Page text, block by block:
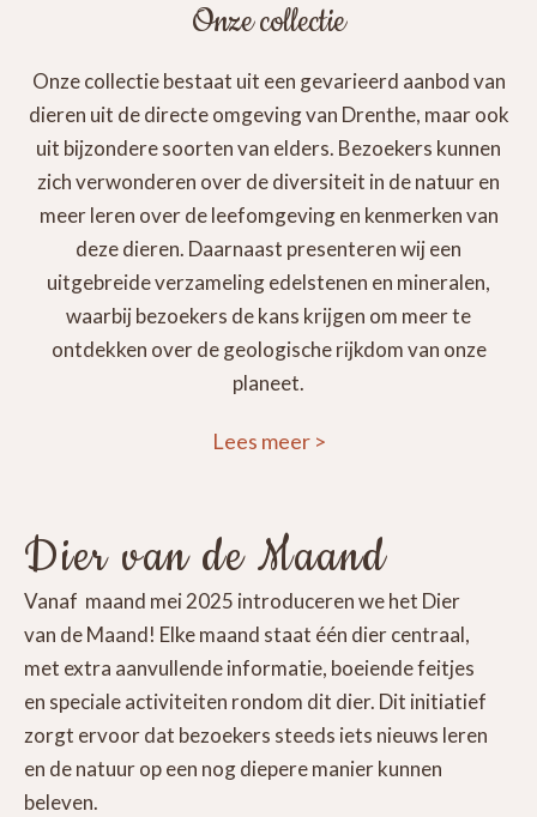
Onze collectie
Onze collectie bestaat uit een gevarieerd aanbod van
dieren uit de directe omgeving van Drenthe, maar ook
uit bijzondere soorten van elders. Bezoekers kunnen
zich verwonderen over de diversiteit in de natuur en
meer leren over de leefomgeving en kenmerken van
deze dieren. Daarnaast presenteren wij een
uitgebreide verzameling edelstenen en mineralen,
waarbij bezoekers de kans krijgen om meer te
ontdekken over de geologische rijkdom van onze
planeet.
Lees meer >
Dier van de Maand
Vanaf maand mei 2025 introduceren we het Dier
van de Maand! Elke maand staat één dier centraal,
met extra aanvullende informatie, boeiende feitjes
en speciale activiteiten rondom dit dier. Dit initiatief
zorgt ervoor dat bezoekers steeds iets nieuws leren
en de natuur op een nog diepere manier kunnen
beleven.